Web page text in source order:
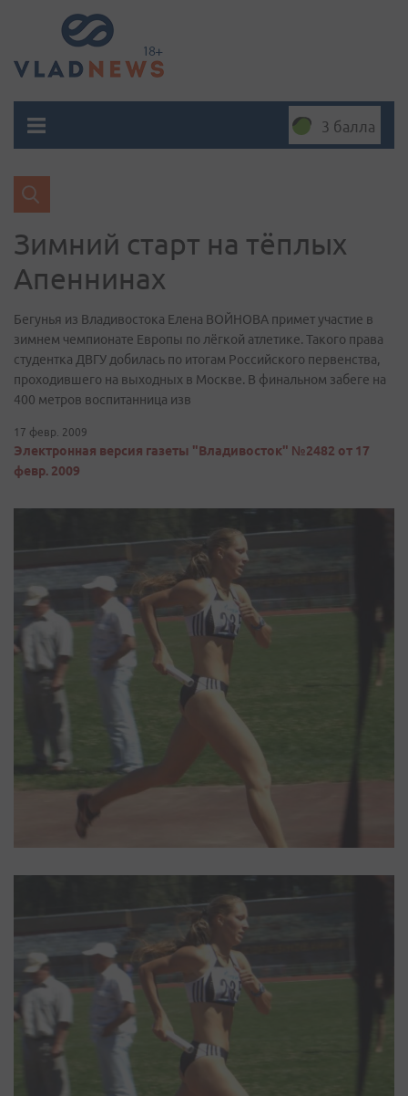
3 балла
Зимний старт на тёплых
Апеннинах
Бегунья из Владивостока Елена ВОЙНОВА примет участие в
зимнем чемпионате Европы по лёгкой атлетике. Такого права
студентка ДВГУ добилась по итогам Российского первенства,
проходившего на выходных в Москве. В финальном забеге на
400 метров воспитанница изв
17 февр. 2009
Электронная версия газеты "Владивосток" №2482 от 17
февр. 2009